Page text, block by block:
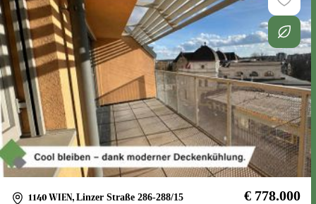
1140 WIEN, Linzer Straße 286-288/15 € 778.000